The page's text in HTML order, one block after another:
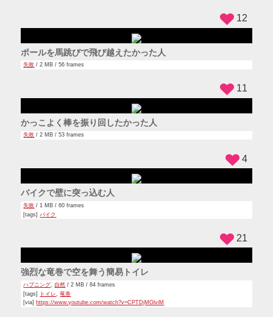
ポールを馬跳びで飛び越えたかった人
失敗 / 2 MB / 56 frames
12
かっこよく棒を振り回したかった人
失敗 / 2 MB / 53 frames
11
バイクで壁に突っ込む人
失敗 / 1 MB / 60 frames
[tags] バイク
4
強烈な竜巻で空を舞う簡易トイレ
ハプニング 自然 / 2 MB / 84 frames
[tags]
トイレ ,竜巻
[via] https://www.youtube.com/watch?v=CPTDjMGlviM
21